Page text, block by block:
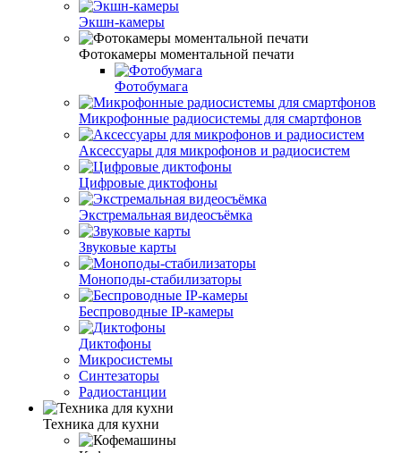
Экшн-камеры
Фотокамеры моментальной печати
Фотобумага
Микрофонные радиосистемы для смартфонов
Аксессуары для микрофонов и радиосистем
Цифровые диктофоны
Экстремальная видеосъёмка
Звуковые карты
Моноподы-стабилизаторы
Беспроводные IP-камеры
Диктофоны
Микросистемы
Синтезаторы
Радиостанции
Техника для кухни